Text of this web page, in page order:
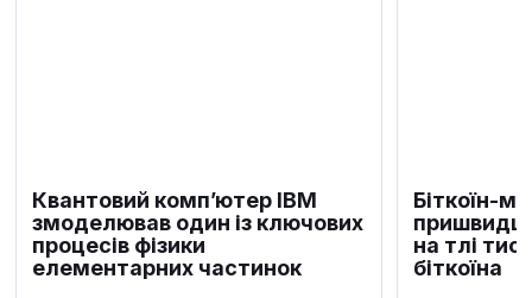
Квантовий комп’ютер IBM
змоделював один із ключових
процесів фізики
елементарних частинок
Біткоїн-
на тлі
біткоїна